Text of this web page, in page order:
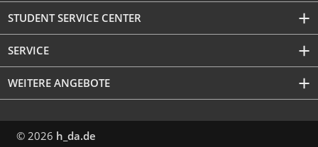
STUDENT SERVICE CENTER
SERVICE
WEITERE ANGEBOTE
© 2026 h_da.de